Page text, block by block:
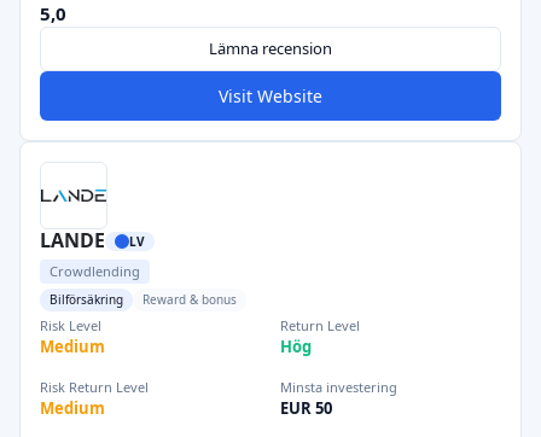
5,0
Lämna recension
Visit Website
LANDE LV
Crowdlending
Bilförsäkring Reward & bonus
Risk Level
Medium
Return Level
Hög
Risk Return Level
Medium
Minsta investering
EUR 50